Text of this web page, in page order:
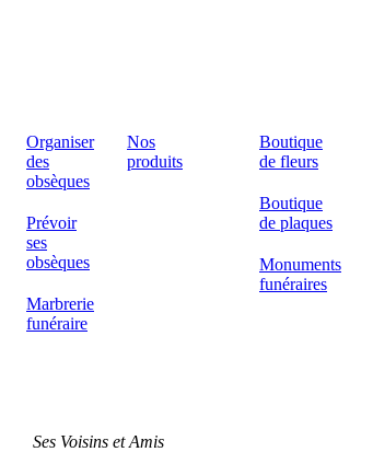
Organiser
des
obsèques
Prévoir
ses
obsèques
Marbrerie
funéraire
Nos
produits
Boutique
de fleurs
Boutique
de plaques
Monuments
funéraires
Ses Voisins et Amis